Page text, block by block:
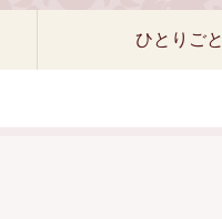
ひとりごと